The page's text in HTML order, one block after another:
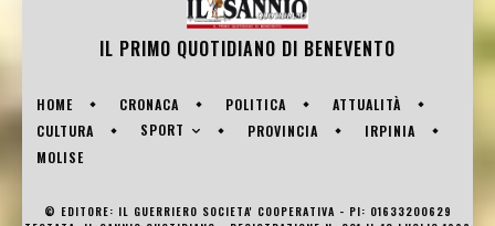
IL PRIMO QUOTIDIANO DI BENEVENTO
HOME CRONACA POLITICA
ATTUALITÀ
CULTURA
SPORT PROVINCIA
IRPINIA
MOLISE
© EDITORE: IL GUERRIERO SOCIETA' COOPERATIVA - PI: 01633200629